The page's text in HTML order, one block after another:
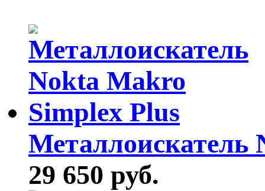
Металлоискатель
29 650 руб.